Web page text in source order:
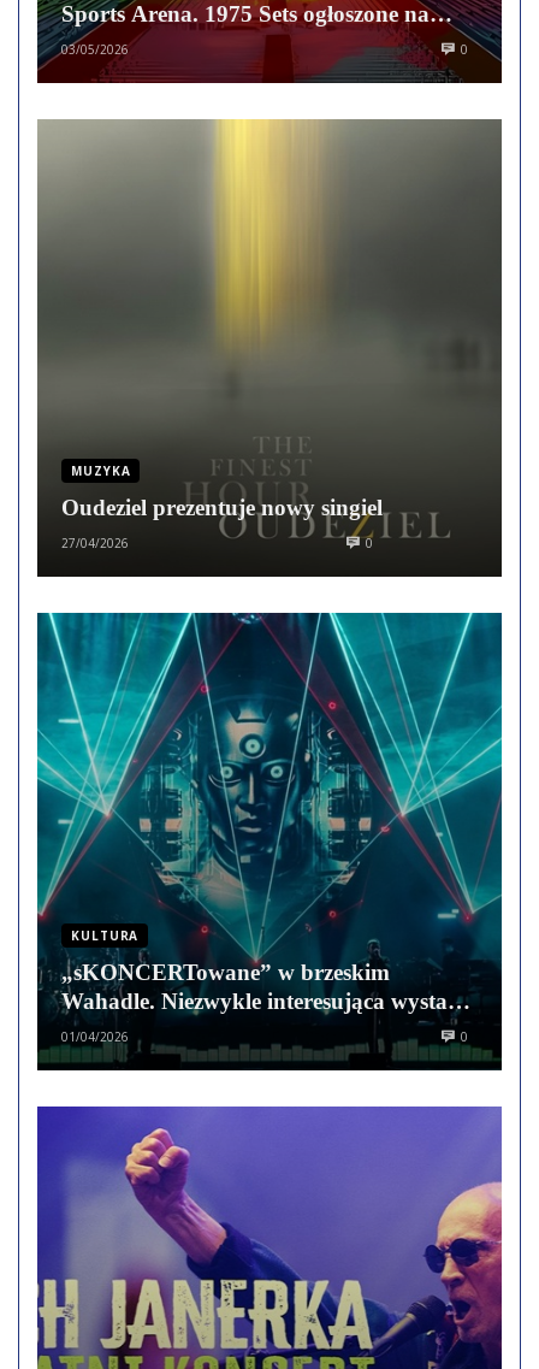
Sports Arena. 1975 Sets ogłoszone na
Record Store Day 2026
03/05/2026 0
MUZYKA
Oudeziel prezentuje nowy singiel
27/04/2026 0
KULTURA
„sKONCERTowane” w brzeskim
Wahadle. Niezwykle interesująca wystawa
zdjęć koncertowych
01/04/2026 0